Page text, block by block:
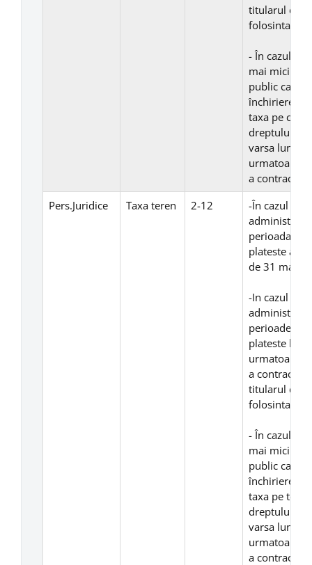
titularul
folosinta.
- În cazul
mai mici de
public care
închiriere,
taxa pe
dreptului de
varsa lunar,
urmatoare
a
Pers.Juridice
Taxa teren 2-12
-În cazul
administrare
perioada
plateste
de 31
-In cazul
administrare
perioade
plateste
urmatoare
a
titularul
folosinta.
- În cazul
mai mici de
public care
închiriere,
taxa pe
dreptului de
varsa lunar,
urmatoare
a